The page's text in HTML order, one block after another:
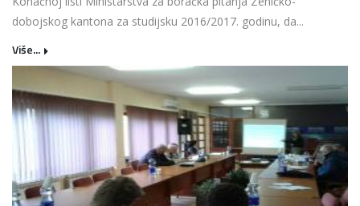
dobojskog kantona za studijsku 2016/2017. godinu, da...
Više...